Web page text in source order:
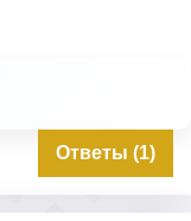
Ответы (1)